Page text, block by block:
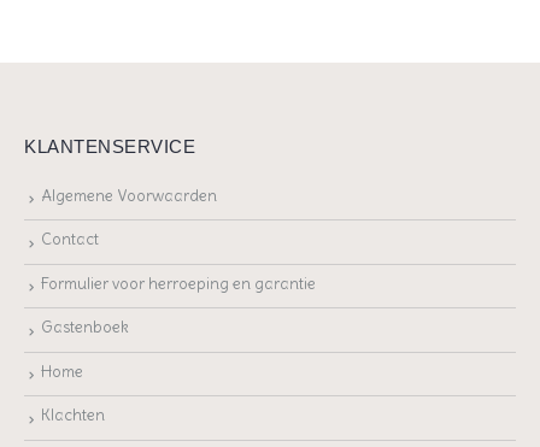
KLANTENSERVICE
Algemene Voorwaarden
Contact
Formulier voor herroeping en garantie
Gastenboek
Home
Klachten